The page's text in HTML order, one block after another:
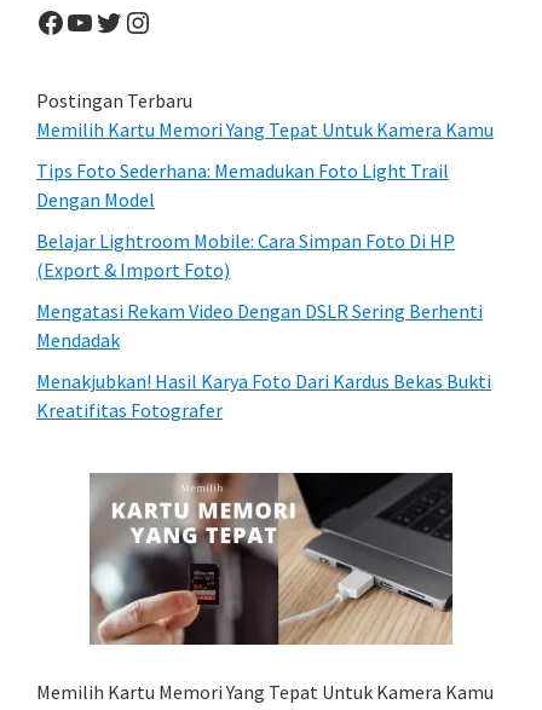
Facebook
YouTube
Twitter
Instagram
Postingan Terbaru
Memilih Kartu Memori Yang Tepat Untuk Kamera Kamu
Tips Foto Sederhana: Memadukan Foto Light Trail
Dengan Model
Belajar Lightroom Mobile: Cara Simpan Foto Di HP
(Export & Import Foto)
Mengatasi Rekam Video Dengan DSLR Sering Berhenti
Mendadak
Menakjubkan! Hasil Karya Foto Dari Kardus Bekas Bukti
Kreatifitas Fotografer
Memilih Kartu Memori Yang Tepat Untuk Kamera Kamu